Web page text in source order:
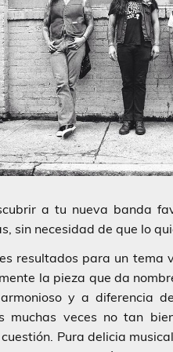
a tu nueva banda
sin necesidad de que lo
resultados para un tema
la pieza que da
y a diferencia
muchas veces no tan
Pura delicia